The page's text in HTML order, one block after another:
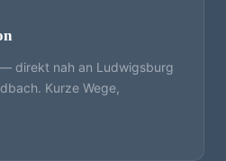
direkt nah an Ludwigsburg
Kurze Wege,